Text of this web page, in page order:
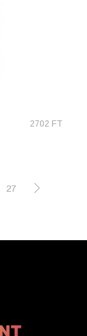
2702 FT
27